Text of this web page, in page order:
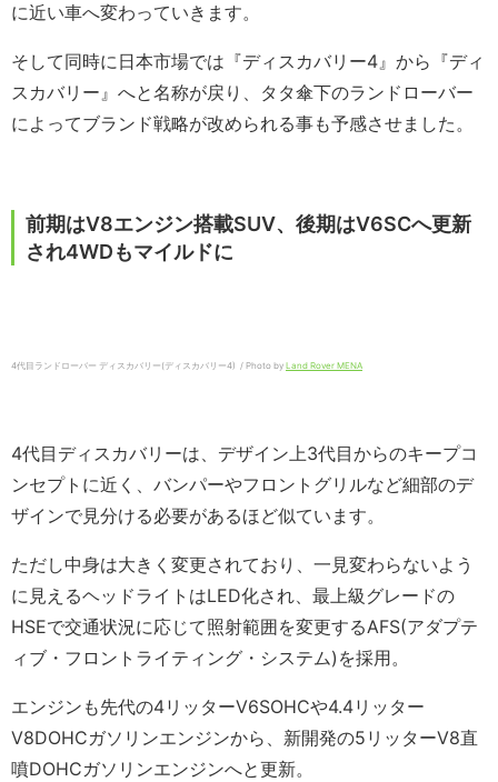
に近い車へ変わっていきます。
そして同時に日本市場では『ディスカバリー4』から『ディ
スカバリー』へと名称が戻り、タタ傘下のランドローバー
によってブランド戦略が改められる事も予感させました。
前期はV8エンジン搭載SUV、後期はV6SCへ更新
され4WDもマイルドに
4代目ランドローバー ディスカバリー(ディスカバリー4) / Photo by Land Rover MENA
4代目ディスカバリーは、デザイン上3代目からのキープコ
ンセプトに近く、バンパーやフロントグリルなど細部のデ
ザインで見分ける必要があるほど似ています。
ただし中身は大きく変更されており、一見変わらないよう
に見えるヘッドライトはLED化され、最上級グレードの
HSEで交通状況に応じて照射範囲を変更するAFS(アダプテ
ィブ・フロントライティング・システム)を採用。
エンジンも先代の4リッターV6SOHCや4.4リッター
V8DOHCガソリンエンジンから、新開発の5リッターV8直
噴DOHCガソリンエンジンへと更新。